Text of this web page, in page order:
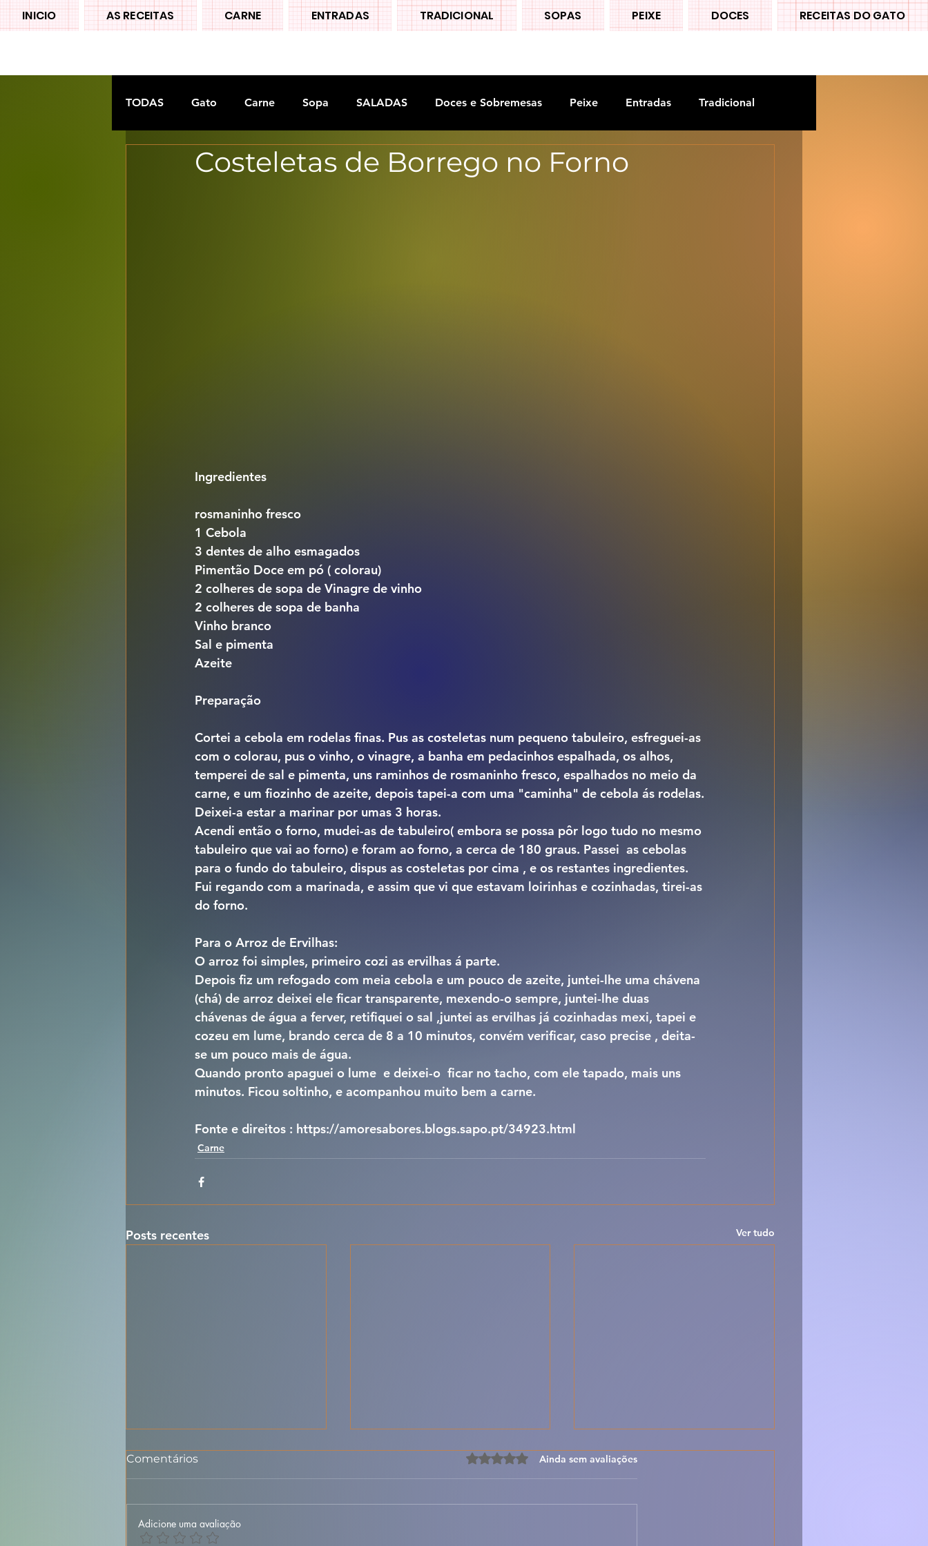
INICIO AS RECEITAS CARNE ENTRADAS TRADICIONAL SOPAS PEIXE DOCES RECEITAS DO GATO
TODAS Gato Carne Sopa SALADAS Doces e Sobremesas Peixe Entradas Tradicional
Doces tradiconais FRUTAS Legumes
Costeletas de Borrego no Forno
Ingredientes
rosmaninho fresco
1 Cebola
3 dentes de alho esmagados
Pimentão Doce em pó ( colorau)
2 colheres de sopa de Vinagre de vinho
2 colheres de sopa de banha
Vinho branco
Sal e pimenta
Azeite
Preparação
Cortei a cebola em rodelas finas. Pus as costeletas num pequeno tabuleiro, esfreguei-as
com o colorau, pus o vinho, o vinagre, a banha em pedacinhos espalhada, os alhos,
temperei de sal e pimenta, uns raminhos de rosmaninho fresco, espalhados no meio da
carne, e um fiozinho de azeite, depois tapei-a com uma "caminha" de cebola ás rodelas.
Deixei-a estar a marinar por umas 3 horas.
Acendi então o forno, mudei-as de tabuleiro( embora se possa pôr logo tudo no mesmo
tabuleiro que vai ao forno) e foram ao forno, a cerca de 180 graus. Passei  as cebolas
para o fundo do tabuleiro, dispus as costeletas por cima , e os restantes ingredientes.
Fui regando com a marinada, e assim que vi que estavam loirinhas e cozinhadas, tirei-as
do forno.
Para o Arroz de Ervilhas:
O arroz foi simples, primeiro cozi as ervilhas á parte.
Depois fiz um refogado com meia cebola e um pouco de azeite, juntei-lhe uma chávena
(chá) de arroz deixei ele ficar transparente, mexendo-o sempre, juntei-lhe duas
chávenas de água a ferver, retifiquei o sal ,juntei as ervilhas já cozinhadas mexi, tapei e
cozeu em lume, brando cerca de 8 a 10 minutos, convém verificar, caso precise , deita-
se um pouco mais de água.
Quando pronto apaguei o lume  e deixei-o  ficar no tacho, com ele tapado, mais uns
minutos. Ficou soltinho, e acompanhou muito bem a carne.
Fonte e direitos : https://amoresabores.blogs.sapo.pt/34923.html
Carne
Posts recentes Ver tudo
Comentários Avaliado com 0 de 5 estrelas.
Ainda sem avaliações
Adicione uma avaliação